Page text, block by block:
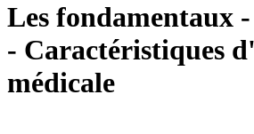
Les fondamentaux
- Caractéristiques
médicale